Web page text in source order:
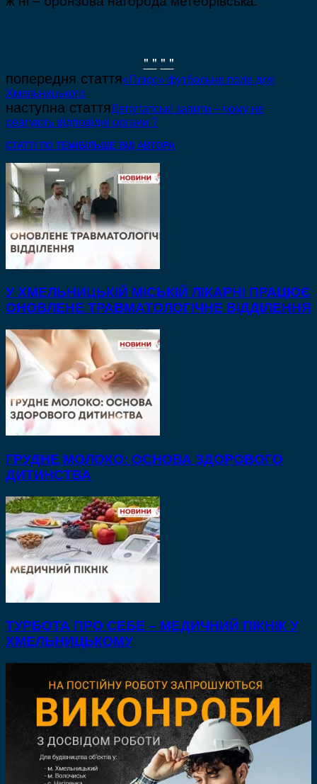
" " " "
попередня стаття«Плюс» футбольне поле для
Хмельницького
наступна статтяДепутатські запити – чому не
реагують відповідні органи ?
СТАТТІ ПО ТЕМІ БІЛЬШЕ ВІД АВТОРА
У ХМЕЛЬНИЦЬКІЙ МІСЬКІЙ ЛІКАРНІ ПРАЦЮЄ
ОНОВЛЕНЕ ТРАВМАТОЛОГІЧНЕ ВІДДІЛЕННЯ
ГРУДНЕ МОЛОКО: ОСНОВА ЗДОРОВОГО
ДИТИНСТВА
ТУРБОТА ПРО СЕБЕ – МЕДИЧНИЙ ПІКНІК У
ХМЕЛЬНИЦЬКОМУ